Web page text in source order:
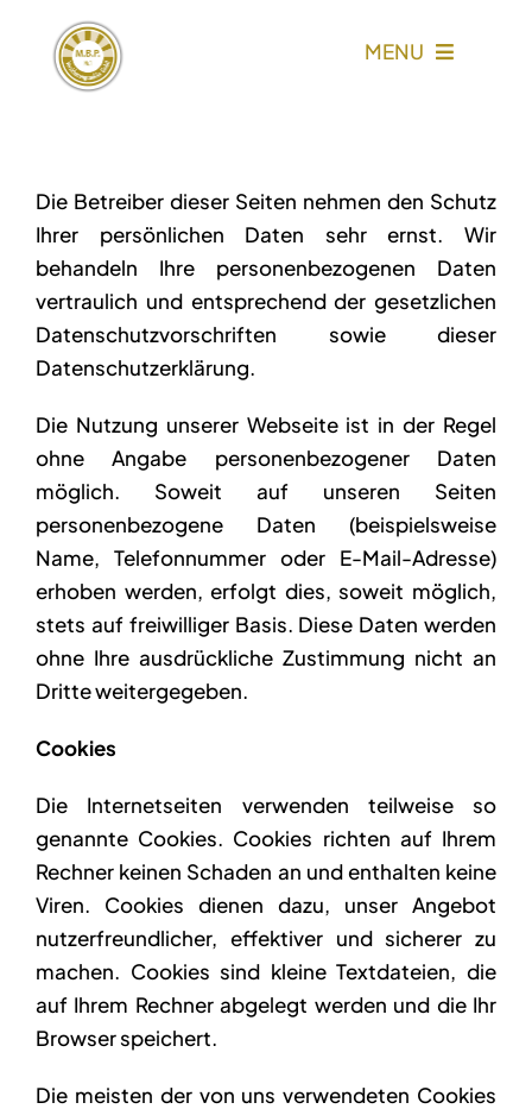
content
MENU
LEISTUNGEN
VIP-CARD
GRUPPENTARIFE
KARRIERE
ÜBER UNS
NEWS
KONTAKT
Die Betreiber dieser Seiten nehmen den Schutz
Ihrer persönlichen Daten sehr ernst. Wir
behandeln Ihre personenbezogenen Daten
vertraulich und entsprechend der gesetzlichen
Datenschutzvorschriften sowie dieser
Datenschutzerklärung.
Die Nutzung unserer Webseite ist in der Regel
ohne Angabe personenbezogener Daten
möglich. Soweit auf unseren Seiten
personenbezogene Daten (beispielsweise
Name, Telefonnummer oder E-Mail-Adresse)
erhoben werden, erfolgt dies, soweit möglich,
stets auf freiwilliger Basis. Diese Daten werden
ohne Ihre ausdrückliche Zustimmung nicht an
Dritte weitergegeben.
Cookies
Die Internetseiten verwenden teilweise so
genannte Cookies. Cookies richten auf Ihrem
Rechner keinen Schaden an und enthalten keine
Viren. Cookies dienen dazu, unser Angebot
nutzerfreundlicher, effektiver und sicherer zu
machen. Cookies sind kleine Textdateien, die
auf Ihrem Rechner abgelegt werden und die Ihr
Browser speichert.
Die meisten der von uns verwendeten Cookies